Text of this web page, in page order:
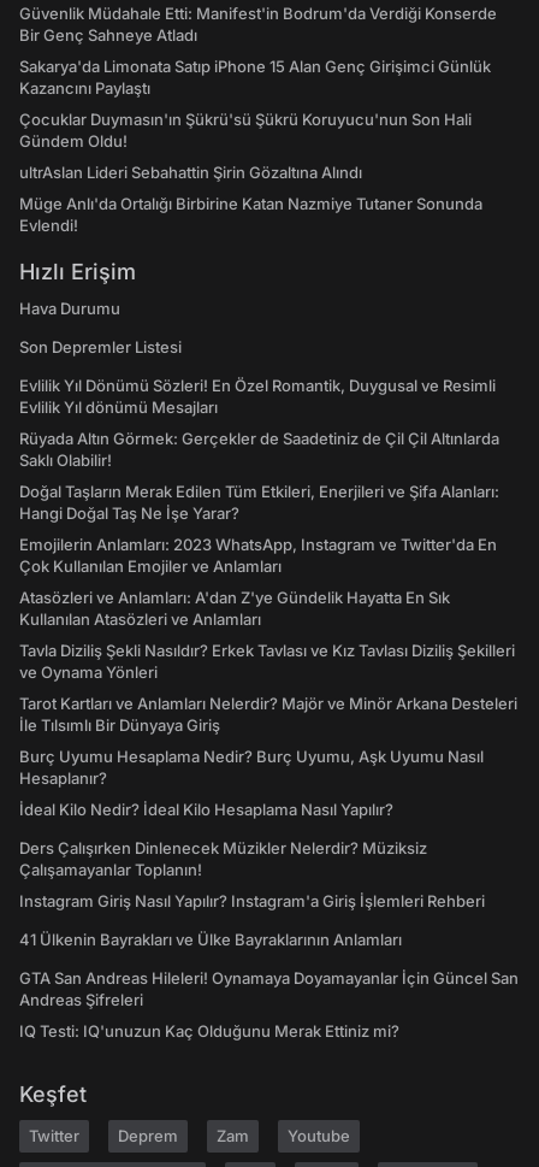
Güvenlik Müdahale Etti: Manifest'in Bodrum'da Verdiği Konserde
Bir Genç Sahneye Atladı
Sakarya'da Limonata Satıp iPhone 15 Alan Genç Girişimci Günlük
Kazancını Paylaştı
Çocuklar Duymasın'ın Şükrü'sü Şükrü Koruyucu'nun Son Hali
Gündem Oldu!
ultrAslan Lideri Sebahattin Şirin Gözaltına Alındı
Müge Anlı'da Ortalığı Birbirine Katan Nazmiye Tutaner Sonunda
Evlendi!
Hızlı Erişim
Hava Durumu
Son Depremler Listesi
Evlilik Yıl Dönümü Sözleri! En Özel Romantik, Duygusal ve Resimli
Evlilik Yıl dönümü Mesajları
Rüyada Altın Görmek: Gerçekler de Saadetiniz de Çil Çil Altınlarda
Saklı Olabilir!
Doğal Taşların Merak Edilen Tüm Etkileri, Enerjileri ve Şifa Alanları:
Hangi Doğal Taş Ne İşe Yarar?
Emojilerin Anlamları: 2023 WhatsApp, Instagram ve Twitter'da En
Çok Kullanılan Emojiler ve Anlamları
Atasözleri ve Anlamları: A'dan Z'ye Gündelik Hayatta En Sık
Kullanılan Atasözleri ve Anlamları
Tavla Diziliş Şekli Nasıldır? Erkek Tavlası ve Kız Tavlası Diziliş Şekilleri
ve Oynama Yönleri
Tarot Kartları ve Anlamları Nelerdir? Majör ve Minör Arkana Desteleri
İle Tılsımlı Bir Dünyaya Giriş
Burç Uyumu Hesaplama Nedir? Burç Uyumu, Aşk Uyumu Nasıl
Hesaplanır?
İdeal Kilo Nedir? İdeal Kilo Hesaplama Nasıl Yapılır?
Ders Çalışırken Dinlenecek Müzikler Nelerdir? Müziksiz
Çalışamayanlar Toplanın!
Instagram Giriş Nasıl Yapılır? Instagram'a Giriş İşlemleri Rehberi
41 Ülkenin Bayrakları ve Ülke Bayraklarının Anlamları
GTA San Andreas Hileleri! Oynamaya Doyamayanlar İçin Güncel San
Andreas Şifreleri
IQ Testi: IQ'unuzun Kaç Olduğunu Merak Ettiniz mi?
Keşfet
Twitter Deprem Zam Youtube